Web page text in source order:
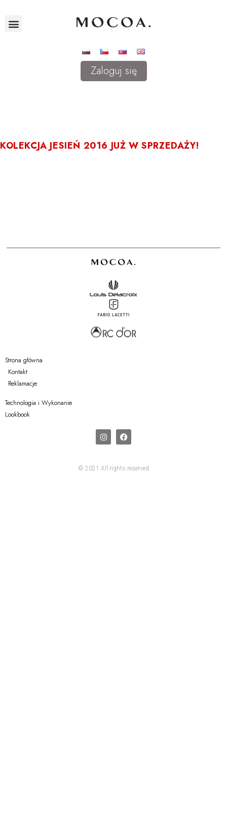
Zaloguj się
KOLEKCJA JESIEŃ 2016 JUŻ W SPRZEDAŻY!
Strona główna
Kontakt
Reklamacje
Technologia i Wykonanie
Lookbook
© 2021 All rights reserved